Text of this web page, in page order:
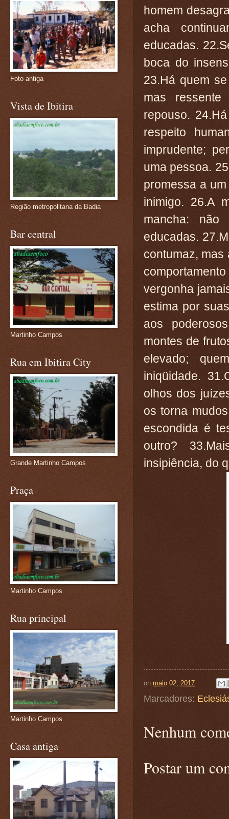
homem
acha
educadas.
boca do
23.Há quem
mas
repouso.
respeito
imprudente;
uma pessoa.
promessa a
inimigo. 26.A
mancha:
educadas.
contumaz, mas
vergonha
estima por
aos
montes de
elevado;
iniqüidade.
olhos dos
os torna
escondida é
outro?
insipiência, do
on maio 02, 2017
Marcadores:
Nenhum
Postar um
Foto antiga
Vista de Ibitira
Região metropolitana da Badia
Bar central
Martinho Campos
Rua em Ibitira City
Grande Martinho Campos
Praça
Martinho Campos
Rua principal
Martinho Campos
Casa antiga